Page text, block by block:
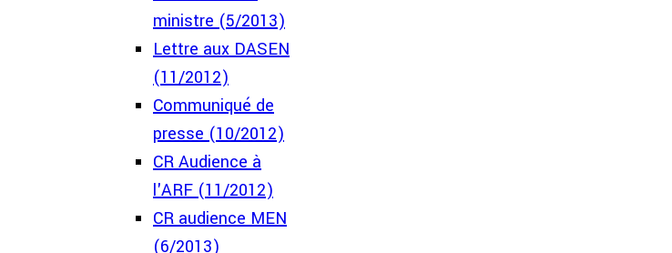
ministre (5/2013)
Lettre aux DASEN
(11/2012)
Communiqué de
presse (10/2012)
CR Audience à
l'ARF (11/2012)
CR audience MEN
(6/2013)